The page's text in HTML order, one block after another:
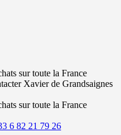
sur toute la France
Xavier de Grandsaignes
sur toute la France
6 82 21 79 26